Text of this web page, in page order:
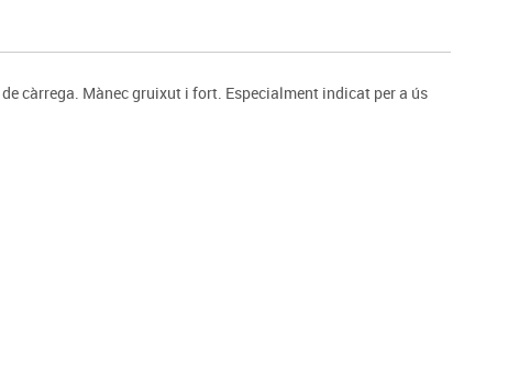
Esports raqueta
Gimnàstica rítmica
càrrega. Mànec gruixut i fort. Especialment indicat per a ús